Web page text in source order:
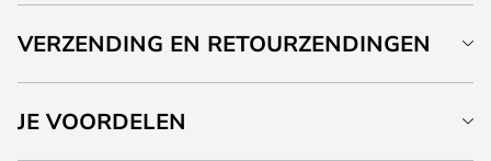
VERZENDING EN RETOURZENDINGEN
JE VOORDELEN